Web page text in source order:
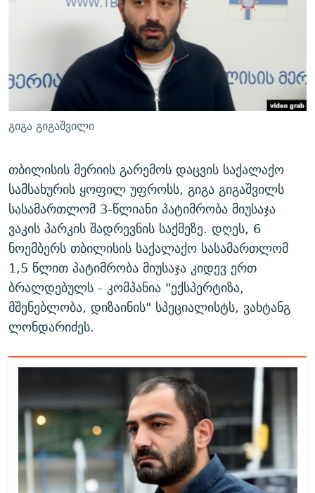
ᲛᲝᲚᲐᲞᲐᲠᲐᲙᲔ ᲢᲔᲥᲡᲢᲔᲑᲘ
ᲚᲘᲢᲔᲠᲐᲢᲣᲠᲣᲚᲘ ᲬᲐᲮᲜᲐᲒᲔᲑᲘ
ᲐᲛᲔᲠᲘᲙᲣᲚᲘ ᲛᲝᲗᲮᲠᲝᲑᲐ
ᲘᲛᲞᲔᲠᲘᲐ ᲓᲐ ᲠᲐᲓᲘᲝ
ᲩᲔᲛᲘ ᲡᲘᲙᲕᲓᲘᲚᲘᲡ ᲛᲘᲖᲔᲖᲘᲐ COVID-19
11 ᲬᲔᲚᲘ - 11 ᲐᲛᲑᲐᲕᲘ
ᲡᲐᲞᲐᲠᲚᲐᲛᲔᲜᲢᲝ ᲐᲠᲩᲔᲕᲜᲔᲑᲘᲡ ᲘᲡᲢᲝᲠᲘᲐ
ᲑᲐᲕᲨᲕᲔᲑᲘ ᲞᲠᲝᲡᲢᲘᲢᲣᲪᲘᲐᲨᲘ - ᲐᲛᲝᲣᲗᲥᲛᲔᲚᲘ ᲐᲛᲑᲐᲕᲘ
5 ᲐᲛᲑᲐᲕᲘ - 20 ᲘᲕᲜᲘᲡᲡ ᲓᲐᲨᲐᲕᲔᲑᲣᲚᲔᲑᲘ
ПРИВЕТ ᲙᲣᲚᲢᲣᲠᲐ
რთე/რთ-ის ყველა საიტი
გიგა გიგაშვილი
თბილისის მერიის გარემოს დაცვის საქალაქო
სამსახურის ყოფილ უფროსს, გიგა გიგაშვილს
სასამართლომ 3-წლიანი პატიმრობა მიუსაჯა
ვაკის პარკის შადრევნის საქმეზე. დღეს, 6
ნოემბერს თბილისის საქალაქო სასამართლომ
1,5 წლით პატიმრობა მიუსაჯა კიდევ ერთ
ბრალდებულს - კომპანია "ექსპერტიზა,
მშენებლობა, დიზაინის" სპეციალისტს, ვახტანგ
ლონდარიძეს.